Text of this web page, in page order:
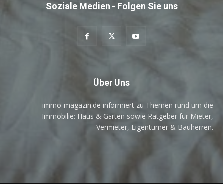
Soziale Medien - Folgen Sie uns
Über Uns
immo-magazin.de informiert zu Themen rund um die
Immobilie: Haus & Garten sowie Ratgeber für Mieter,
Vermieter, Eigentümer & Bauherren.